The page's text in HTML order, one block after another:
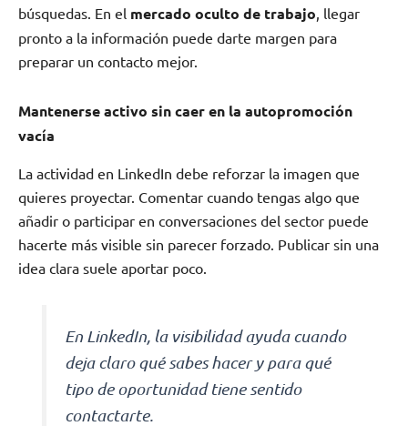
búsquedas. En el mercado oculto de trabajo, llegar
pronto a la información puede darte margen para
preparar un contacto mejor.
Mantenerse activo sin caer en la autopromoción
vacía
La actividad en LinkedIn debe reforzar la imagen que
quieres proyectar. Comentar cuando tengas algo que
añadir o participar en conversaciones del sector puede
hacerte más visible sin parecer forzado. Publicar sin una
idea clara suele aportar poco.
En LinkedIn, la visibilidad ayuda cuando
deja claro qué sabes hacer y para qué
tipo de oportunidad tiene sentido
contactarte.